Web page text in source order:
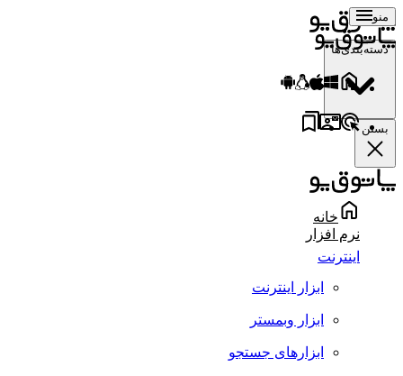
منو
دسته‌بندی‌ها
بستن
خانه
نرم افزار
اینترنت
ابزار اینترنت
ابزار وبمستر
ابزارهای جستجو